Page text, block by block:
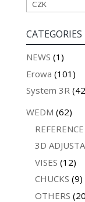
CATEGORIES
NEWS (1)
Erowa (101)
System 3R
WEDM (62)
3D
VISES (12)
CHUCKS (9)
OTHERS